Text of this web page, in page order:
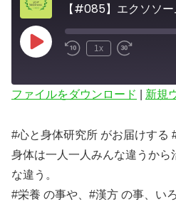
【#085】エクソソ
Play
Episode
1x
LINK
ファイルをダウンロード 新規
#心と身体研究所 がお届けする
身体は一人一人みんな違うから
な違う。
#栄養 の事や、#漢方 の事、い